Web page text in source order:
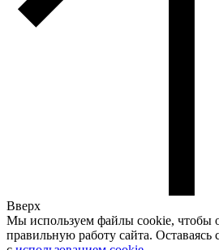
Вверх
Мы используем файлы cookie, чтобы
правильную работу сайта.